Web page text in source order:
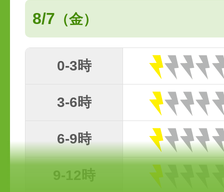
8/7 （金）
0-3時
3-6時
6-9時
9-12時